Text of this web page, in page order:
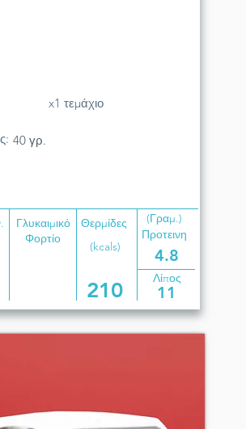
x1 τεμάχιο
40 γρ.
Γλυκαιμικό
Φορτίο
Θερμίδες
(kcals)
Προτεινη
4.8
(Γραμ.)
210 Λίπος
11